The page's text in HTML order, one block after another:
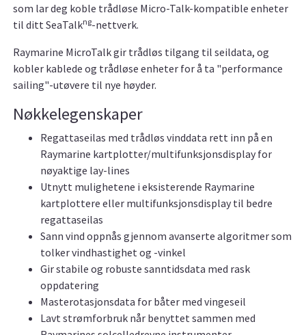
som lar deg koble trådløse Micro-Talk-kompatible enheter
til ditt SeaTalkng-nettverk.
Raymarine MicroTalk gir trådløs tilgang til seildata, og
kobler kablede og trådløse enheter for å ta "performance
sailing"-utøvere til nye høyder.
Nøkkelegenskaper
Regattaseilas med trådløs vinddata rett inn på en
Raymarine kartplotter/multifunksjonsdisplay for
nøyaktige lay-lines
Utnytt mulighetene i eksisterende Raymarine
kartplottere eller multifunksjonsdisplay til bedre
regattaseilas
Sann vind oppnås gjennom avanserte algoritmer som
tolker vindhastighet og -vinkel
Gir stabile og robuste sanntidsdata med rask
oppdatering
Masterotasjonsdata for båter med vingeseil
Lavt strømforbruk når benyttet sammen med